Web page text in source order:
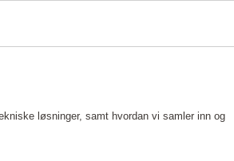
løsninger, samt hvordan vi samler inn og